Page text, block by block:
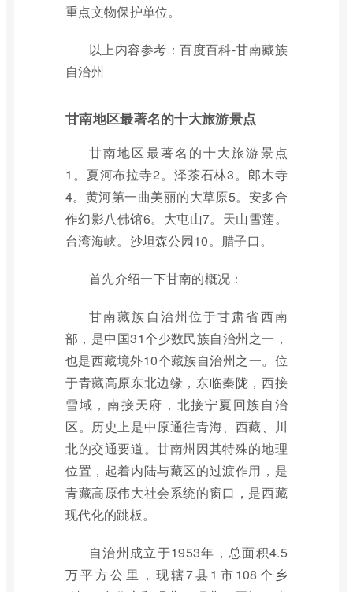
重点文物保护单位。
以上内容参考：百度百科-甘南藏族
自治州
甘南地区最著名的十大旅游景点
甘南地区最著名的十大旅游景点
1。夏河布拉寺2。泽茶石林3。郎木寺
4。黄河第一曲美丽的大草原5。安多合
作幻影八佛馆6。大屯山7。天山雪莲。
台湾海峡。沙坦森公园10。腊子口。
首先介绍一下甘南的概况：
甘南藏族自治州位于甘肃省西南
部，是中国31个少数民族自治州之一，
也是西藏境外10个藏族自治州之一。位
于青藏高原东北边缘，东临秦陇，西接
雪域，南接天府，北接宁夏回族自治
区。历史上是中原通往青海、西藏、川
北的交通要道。甘南州因其特殊的地理
位置，起着内陆与藏区的过渡作用，是
青藏高原伟大社会系统的窗口，是西藏
现代化的跳板。
自治州成立于1953年，总面积4.5
万平方公里，现辖7县1市108个乡